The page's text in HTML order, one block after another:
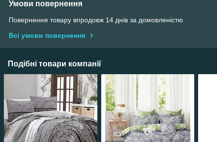
Умови повернення
Повернення товару впродовж 14 днів за домовленістю
Всі умови повернення
Подібні товари компанії